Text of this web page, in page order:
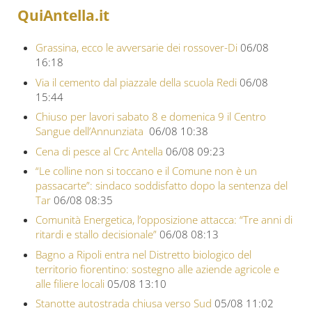
QuiAntella.it
Grassina, ecco le avversarie dei rossover-Di 06/08
16:18
Via il cemento dal piazzale della scuola Redi 06/08
15:44
Chiuso per lavori sabato 8 e domenica 9 il Centro
Sangue dell’Annunziata 06/08 10:38
Cena di pesce al Crc Antella 06/08 09:23
“Le colline non si toccano e il Comune non è un
passacarte”: sindaco soddisfatto dopo la sentenza del
Tar 06/08 08:35
Comunità Energetica, l’opposizione attacca: “Tre anni di
ritardi e stallo decisionale” 06/08 08:13
Bagno a Ripoli entra nel Distretto biologico del
territorio fiorentino: sostegno alle aziende agricole e
alle filiere locali 05/08 13:10
Stanotte autostrada chiusa verso Sud 05/08 11:02